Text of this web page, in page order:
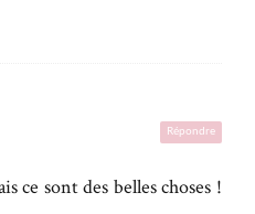
Répondre
ce sont des belles choses !